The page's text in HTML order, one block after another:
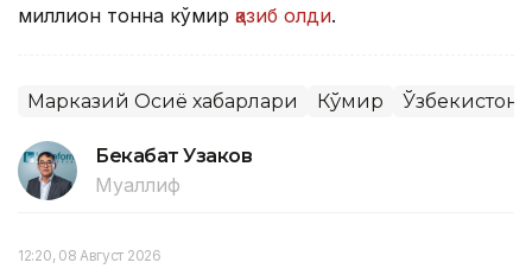
миллион тонна кўмир қазиб олди.
Марказий Осиё хабарлари Кўмир Ўзбекистон
Бекабат Узаков
Муаллиф
12:20, 08 Август 2026